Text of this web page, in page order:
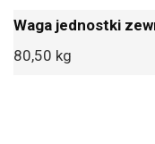
80,50 kg